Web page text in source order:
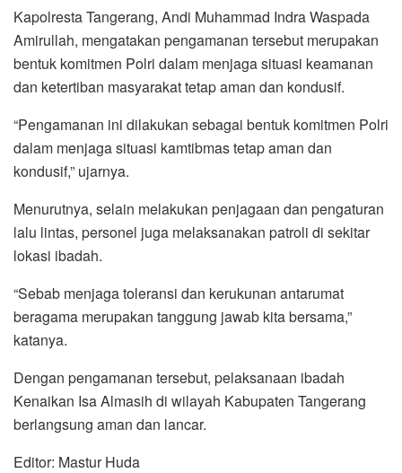
Kapolresta Tangerang, Andi Muhammad Indra Waspada
Amirullah, mengatakan pengamanan tersebut merupakan
bentuk komitmen Polri dalam menjaga situasi keamanan
dan ketertiban masyarakat tetap aman dan kondusif.
“Pengamanan ini dilakukan sebagai bentuk komitmen Polri
dalam menjaga situasi kamtibmas tetap aman dan
kondusif,” ujarnya.
Menurutnya, selain melakukan penjagaan dan pengaturan
lalu lintas, personel juga melaksanakan patroli di sekitar
lokasi ibadah.
“Sebab menjaga toleransi dan kerukunan antarumat
beragama merupakan tanggung jawab kita bersama,”
katanya.
Dengan pengamanan tersebut, pelaksanaan ibadah
Kenaikan Isa Almasih di wilayah Kabupaten Tangerang
berlangsung aman dan lancar.
Editor: Mastur Huda